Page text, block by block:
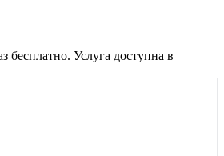
Услуга доступна в